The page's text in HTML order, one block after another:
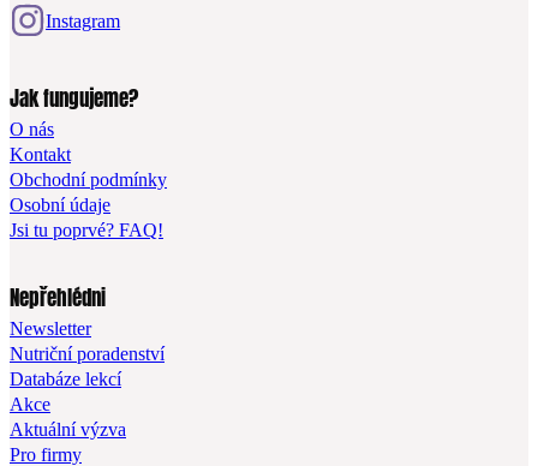
Instagram
Jak fungujeme?
O nás
Kontakt
Obchodní podmínky
Osobní údaje
Jsi tu poprvé? FAQ!
Nepřehlédni
Newsletter
Nutriční poradenství
Databáze lekcí
Akce
Aktuální výzva
Pro firmy